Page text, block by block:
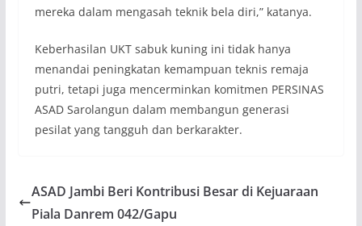
mereka dalam mengasah teknik bela diri,” katanya.
Keberhasilan UKT sabuk kuning ini tidak hanya
menandai peningkatan kemampuan teknis remaja
putri, tetapi juga mencerminkan komitmen PERSINAS
ASAD Sarolangun dalam membangun generasi
pesilat yang tangguh dan berkarakter.
ASAD Jambi Beri Kontribusi Besar di Kejuaraan
Piala Danrem 042/Gapu